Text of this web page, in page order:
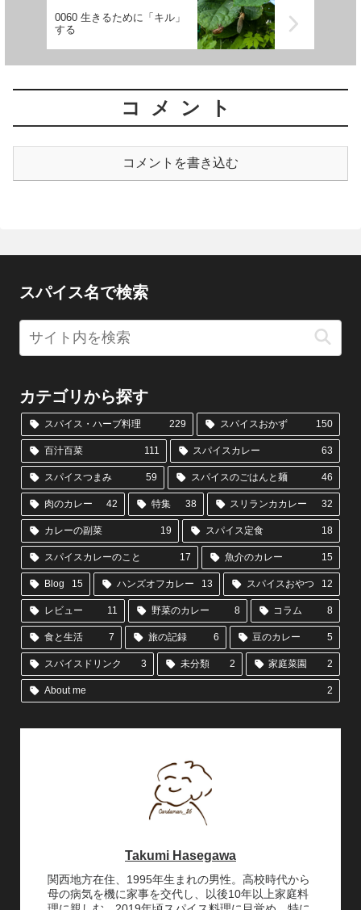
0060 生きるために「キル」
する
コメント
コメントを書き込む
スパイス名で検索
カテゴリから探す
スパイス・ハーブ料理 229 スパイスおかず 150
百汁百菜 111 スパイスカレー 63
スパイスつまみ 59 スパイスのごはんと麺 46
肉のカレー 42 特集 38 スリランカカレー 32
カレーの副菜 19 スパイス定食 18
スパイスカレーのこと 17 魚介のカレー 15
Blog 15 ハンズオフカレー 13 スパイスおやつ 12
レビュー 11 野菜のカレー 8 コラム 8
食と生活 7 旅の記録 6 豆のカレー 5
スパイスドリンク 3 未分類 2 家庭菜園 2
About me 2
Takumi Hasegawa
関西地方在住、1995年生まれの男性。高校時代から
母の病気を機に家事を交代し、以後10年以上家庭料